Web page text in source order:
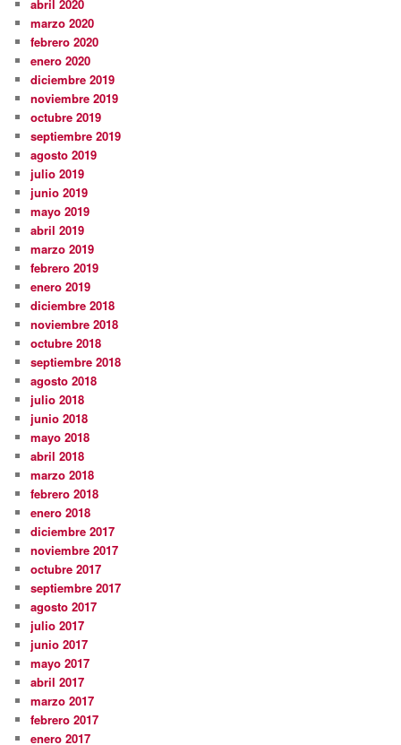
abril 2020
marzo 2020
febrero 2020
enero 2020
diciembre 2019
noviembre 2019
octubre 2019
septiembre 2019
agosto 2019
julio 2019
junio 2019
mayo 2019
abril 2019
marzo 2019
febrero 2019
enero 2019
diciembre 2018
noviembre 2018
octubre 2018
septiembre 2018
agosto 2018
julio 2018
junio 2018
mayo 2018
abril 2018
marzo 2018
febrero 2018
enero 2018
diciembre 2017
noviembre 2017
octubre 2017
septiembre 2017
agosto 2017
julio 2017
junio 2017
mayo 2017
abril 2017
marzo 2017
febrero 2017
enero 2017